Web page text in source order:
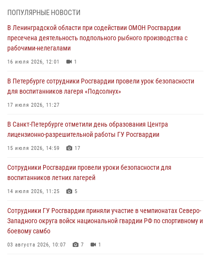
06 августа 2026, 13:39 1
В Центральном районе росгвардейцы оперативно задержали
хулигана, стрелявшего из пускового устройства рядом с жилыми
домами
06 августа 2026, 11:36
Сотрудники и военнослужащие Росгвардии обеспечили
правопорядок при проведении матча "Зенит" - "Балтика"
06 августа 2026, 07:30
В Выборгском районе наряд Росгвардии обнаружил
разыскиваемый преступный автотранспорт
05 августа 2026, 12:25 2
Петербургские росгвардейцы обнаружили объявленный в розыск
автомобиль, ранее использовавшийся при совершении кражи в
Ленобласти
ПОПУЛЯРНЫЕ НОВОСТИ
В Ленинградской области при содействии ОМОН Росгвардии
пресечена деятельность подпольного рыбного производства с
рабочими-нелегалами
16 июля 2026, 12:01 1
В Петербурге сотрудники Росгвардии провели урок безопасности
для воспитанников лагеря «Подсолнух»
17 июля 2026, 11:27
В Санкт-Петербурге отметили день образования Центра
лицензионно-разрешительной работы ГУ Росгвардии
15 июля 2026, 14:59 17
Сотрудники Росгвардии провели уроки безопасности для
воспитанников летних лагерей
14 июля 2026, 11:25 5
Сотрудники ГУ Росгвардии приняли участие в чемпионатах Северо-
Западного округа войск национальной гвардии РФ по спортивному и
боевому самбо
03 августа 2026, 10:07 7 1